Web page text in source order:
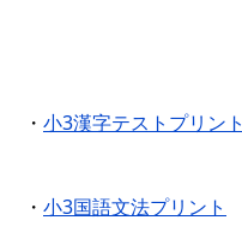
・ 小3漢字テストプリント
・ 小3国語文法プリント